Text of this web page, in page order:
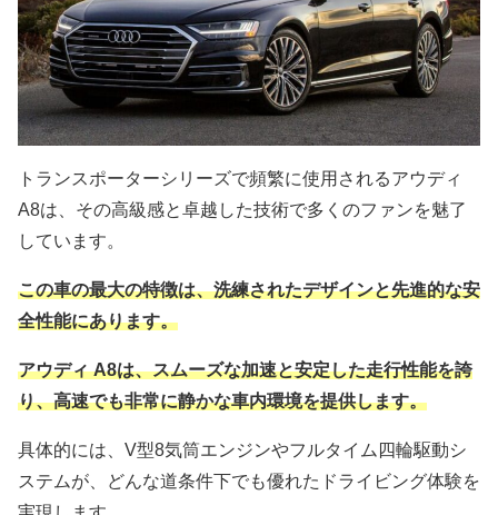
トランスポーターシリーズで頻繁に使用されるアウディ
A8は、その高級感と卓越した技術で多くのファンを魅了
しています。
この車の最大の特徴は、洗練されたデザインと先進的な安
全性能にあります。
アウディ A8は、スムーズな加速と安定した走行性能を誇
り、高速でも非常に静かな車内環境を提供します。
具体的には、V型8気筒エンジンやフルタイム四輪駆動シ
ステムが、どんな道条件下でも優れたドライビング体験を